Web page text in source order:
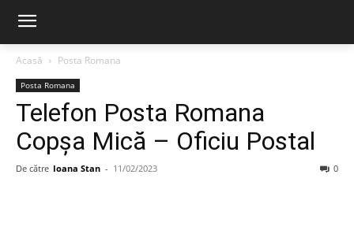
Acasă Posta Romana
Posta Romana
Telefon Posta Romana
Copşa Mică – Oficiu Postal
De către Ioana Stan - 11/02/2023 0